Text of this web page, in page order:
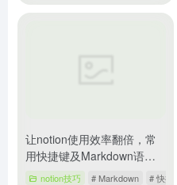
让notion使用效率翻倍，常
用快捷键及Markdown语法
指南notion技巧 # Markdown # 快捷键